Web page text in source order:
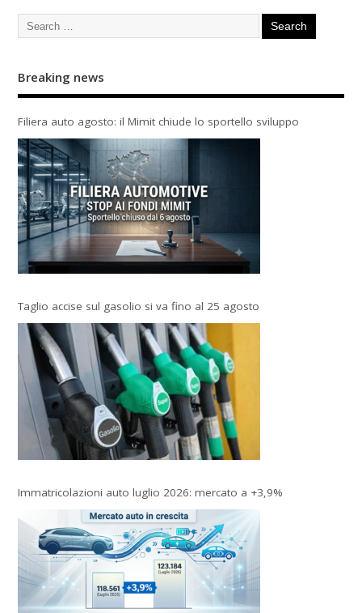
Breaking news
Filiera auto agosto: il Mimit chiude lo sportello sviluppo
Taglio accise sul gasolio si va fino al 25 agosto
Immatricolazioni auto luglio 2026: mercato a +3,9%